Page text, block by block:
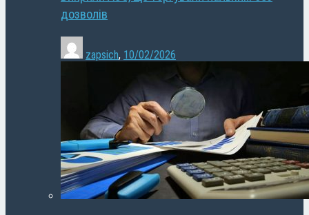
дозволів
zapsich, 10/02/2026